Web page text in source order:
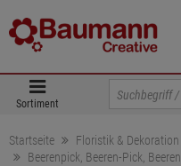
Sortiment
Startseite Floristik & Dekoration
Beerenpick, Beeren-Pick,